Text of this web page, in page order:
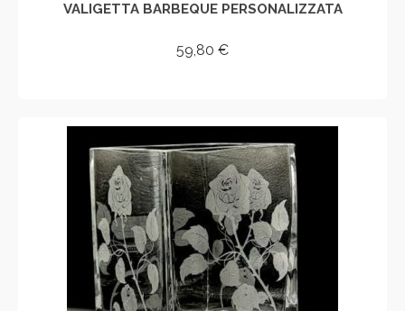
VALIGETTA BARBEQUE PERSONALIZZATA
59,80 €